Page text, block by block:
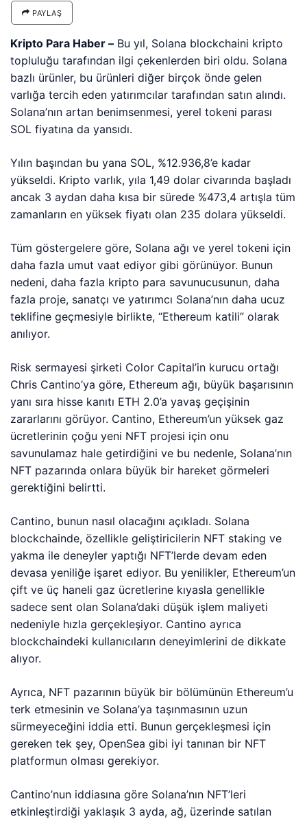
PAYLAŞ
Kripto Para Haber – Bu yıl, Solana blockchaini kripto
topluluğu tarafından ilgi çekenlerden biri oldu. Solana
bazlı ürünler, bu ürünleri diğer birçok önde gelen
varlığa tercih eden yatırımcılar tarafından satın alındı.
Solana’nın artan benimsenmesi, yerel tokeni parası
SOL fiyatına da yansıdı.
Yılın başından bu yana SOL, %12.936,8’e kadar
yükseldi. Kripto varlık, yıla 1,49 dolar civarında başladı
ancak 3 aydan daha kısa bir sürede %473,4 artışla tüm
zamanların en yüksek fiyatı olan 235 dolara yükseldi.
Tüm göstergelere göre, Solana ağı ve yerel tokeni için
daha fazla umut vaat ediyor gibi görünüyor. Bunun
nedeni, daha fazla kripto para savunucusunun, daha
fazla proje, sanatçı ve yatırımcı Solana’nın daha ucuz
teklifine geçmesiyle birlikte, “Ethereum katili” olarak
anılıyor.
Risk sermayesi şirketi Color Capital’in kurucu ortağı
Chris Cantino’ya göre, Ethereum ağı, büyük başarısının
yanı sıra hisse kanıtı ETH 2.0’a yavaş geçişinin
zararlarını görüyor. Cantino, Ethereum’un yüksek gaz
ücretlerinin çoğu yeni NFT projesi için onu
savunulamaz hale getirdiğini ve bu nedenle, Solana’nın
NFT pazarında onlara büyük bir hareket görmeleri
gerektiğini belirtti.
Cantino, bunun nasıl olacağını açıkladı. Solana
blockchainde, özellikle geliştiricilerin NFT staking ve
yakma ile deneyler yaptığı NFT’lerde devam eden
devasa yeniliğe işaret ediyor. Bu yenilikler, Ethereum’un
çift ve üç haneli gaz ücretlerine kıyasla genellikle
sadece sent olan Solana’daki düşük işlem maliyeti
nedeniyle hızla gerçekleşiyor. Cantino ayrıca
blockchaindeki kullanıcıların deneyimlerini de dikkate
alıyor.
Ayrıca, NFT pazarının büyük bir bölümünün Ethereum’u
terk etmesinin ve Solana’ya taşınmasının uzun
sürmeyeceğini iddia etti. Bunun gerçekleşmesi için
gereken tek şey, OpenSea gibi iyi tanınan bir NFT
platformun olması gerekiyor.
Cantino’nun iddiasına göre Solana’nın NFT’leri
etkinleştirdiği yaklaşık 3 ayda, ağ, üzerinde satılan